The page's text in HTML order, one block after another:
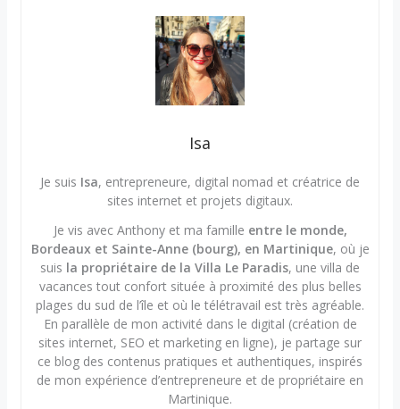
Isa
Je suis Isa, entrepreneure, digital nomad et créatrice de
sites internet et projets digitaux.
Je vis avec Anthony et ma famille entre le monde,
Bordeaux et Sainte-Anne (bourg), en Martinique, où je
suis la propriétaire de la Villa Le Paradis, une villa de
vacances tout confort située à proximité des plus belles
plages du sud de l’île et où le télétravail est très agréable.
En parallèle de mon activité dans le digital (création de
sites internet, SEO et marketing en ligne), je partage sur
ce blog des contenus pratiques et authentiques, inspirés
de mon expérience d’entrepreneure et de propriétaire en
Martinique.